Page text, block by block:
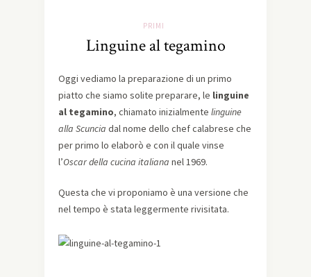
PRIMI
Linguine al tegamino
Oggi vediamo la preparazione di un primo
piatto che siamo solite preparare, le linguine
al tegamino, chiamato inizialmente linguine
alla Scuncia dal nome dello chef calabrese che
per primo lo elaborò e con il quale vinse
l’Oscar della cucina italiana nel 1969.
Questa che vi proponiamo è una versione che
nel tempo è stata leggermente rivisitata.